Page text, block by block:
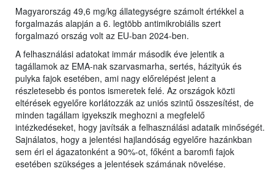
Magyarország 49,6 mg/kg állategységre számolt értékkel a
forgalmazás alapján a 6. legtöbb antimikrobiális szert
forgalmazó ország volt az EU-ban 2024-ben.
A felhasználási adatokat immár második éve jelentik a
tagállamok az EMA-nak szarvasmarha, sertés, házityúk és
pulyka fajok esetében, ami nagy előrelépést jelent a
részletesebb és pontos ismeretek felé. Az országok közti
eltérések egyelőre korlátozzák az uniós szintű összesítést, de
minden tagállam igyekszik meghozni a megfelelő
intézkedéseket, hogy javítsák a felhasználási adataik minőségét.
Sajnálatos, hogy a jelentési hajlandóság egyelőre hazánkban
sem éri el ágazatonként a 90%-ot, főként a baromfi fajok
esetében szükséges a jelentések számának növelése.